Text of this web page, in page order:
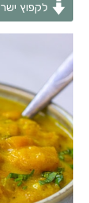
לקפוץ